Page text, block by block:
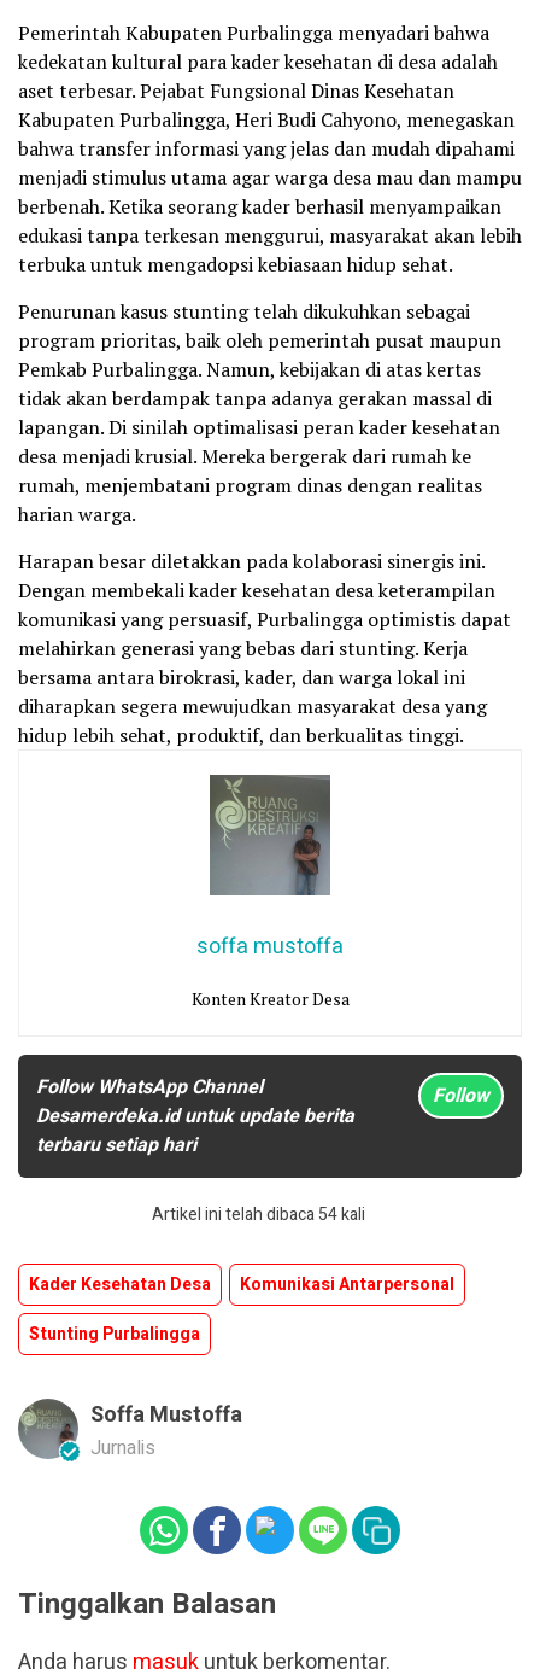
Pemerintah Kabupaten Purbalingga menyadari bahwa
kedekatan kultural para kader kesehatan di desa adalah
aset terbesar. Pejabat Fungsional Dinas Kesehatan
Kabupaten Purbalingga, Heri Budi Cahyono, menegaskan
bahwa transfer informasi yang jelas dan mudah dipahami
menjadi stimulus utama agar warga desa mau dan mampu
berbenah. Ketika seorang kader berhasil menyampaikan
edukasi tanpa terkesan menggurui, masyarakat akan lebih
terbuka untuk mengadopsi kebiasaan hidup sehat.
Penurunan kasus stunting telah dikukuhkan sebagai
program prioritas, baik oleh pemerintah pusat maupun
Pemkab Purbalingga. Namun, kebijakan di atas kertas
tidak akan berdampak tanpa adanya gerakan massal di
lapangan. Di sinilah optimalisasi peran kader kesehatan
desa menjadi krusial. Mereka bergerak dari rumah ke
rumah, menjembatani program dinas dengan realitas
harian warga.
Harapan besar diletakkan pada kolaborasi sinergis ini.
Dengan membekali kader kesehatan desa keterampilan
komunikasi yang persuasif, Purbalingga optimistis dapat
melahirkan generasi yang bebas dari stunting. Kerja
bersama antara birokrasi, kader, dan warga lokal ini
diharapkan segera mewujudkan masyarakat desa yang
hidup lebih sehat, produktif, dan berkualitas tinggi.
soffa mustoffa
Konten Kreator Desa
Follow WhatsApp Channel
Desamerdeka.id untuk update berita
terbaru setiap hari
Follow
Artikel ini telah dibaca 54 kali
Kader Kesehatan Desa
Komunikasi Antarpersonal
Stunting Purbalingga
Soffa Mustoffa
Jurnalis
Tinggalkan Balasan
Anda harus masukuntuk berkomentar.